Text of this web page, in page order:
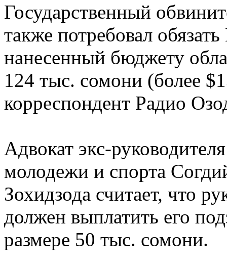
Государственный
также потребовал
нанесенный бюджету
124 тыс. сомони (более
корреспондент Радио
Адвокат экс-
молодежи и спорта
Зохидзода считает, что
должен выплатить его
размере 50 тыс. сомони.